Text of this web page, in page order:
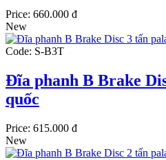
Price: 660.000 đ
New
Code: S-B3T
Đĩa phanh B Brake
quốc
Price: 615.000 đ
New